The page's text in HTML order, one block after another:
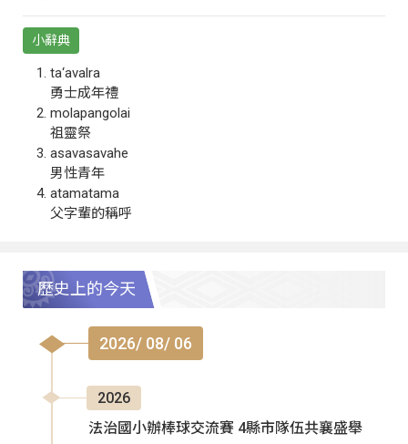
小辭典
ta‘avalra
勇士成年禮
molapangolai
祖靈祭
asavasavahe
男性青年
atamatama
父字輩的稱呼
歷史上的今天
2026/ 08/ 06
2026
法治國小辦棒球交流賽 4縣市隊伍共襄盛舉